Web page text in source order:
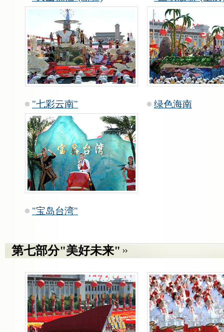
"七彩云南" 绿色海南
"宝岛台湾"
第七部分"美好未来"